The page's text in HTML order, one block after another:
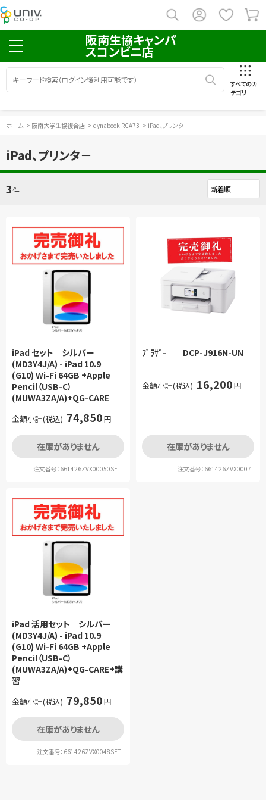
阪南生協キャンパ
スコンビニ店
すべてのカ
テゴリ
ホーム > 阪南大学生協複合店 > dynabook RCA73 > iPad、プリンタ－
iPad、プリンタ－
3件
iPad セット シルバー
(MD3Y4J/A) - iPad 10.9
(G10) Wi-Fi 64GB +Apple
Pencil（USB-C）
(MUWA3ZA/A)+QG-CARE
金額小計(税込) 74,850円
在庫がありません
注文番号：661426ZVX00050SET
ﾌﾞﾗｻﾞ- DCP-J916N-UN
金額小計(税込) 16,200円
在庫がありません
注文番号：661426ZVX0007
iPad 活用セット シルバー
(MD3Y4J/A) - iPad 10.9
(G10) Wi-Fi 64GB +Apple
Pencil（USB-C）
(MUWA3ZA/A)+QG-CARE+講
習
金額小計(税込) 79,850円
在庫がありません
注文番号：661426ZVX0048SET